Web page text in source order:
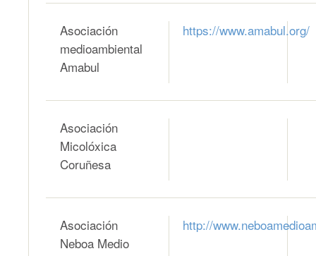
Asociación
medioambiental
Amabul
https://www.amabul.org/
Asociación
Micolóxica
Coruñesa
Asociación
Neboa Medio
http://